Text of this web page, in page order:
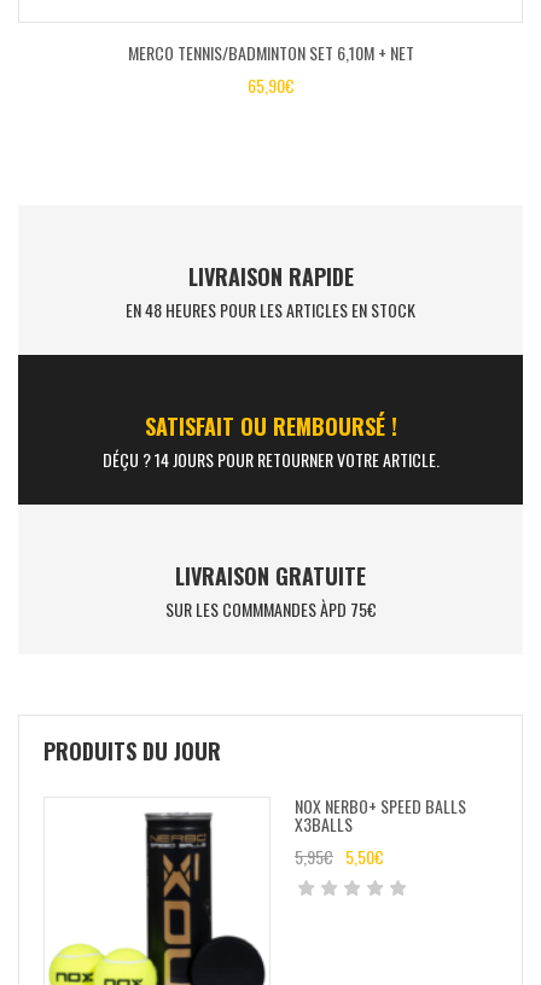
MERCO TENNIS/BADMINTON SET 6,10M + NET
65,90€
LIVRAISON RAPIDE
EN 48 HEURES POUR LES ARTICLES EN STOCK
SATISFAIT OU REMBOURSÉ !
DÉÇU ? 14 JOURS POUR RETOURNER VOTRE ARTICLE.
LIVRAISON GRATUITE
SUR LES COMMMANDES ÀPD 75€
PRODUITS DU JOUR
NOX NERBO+ SPEED BALLS
X3BALLS
5,95€ 5,50€